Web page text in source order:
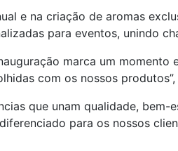
e na criação de aromas
para eventos, unindo
marca um
com os nossos
que unam qualidade,
para os nossos